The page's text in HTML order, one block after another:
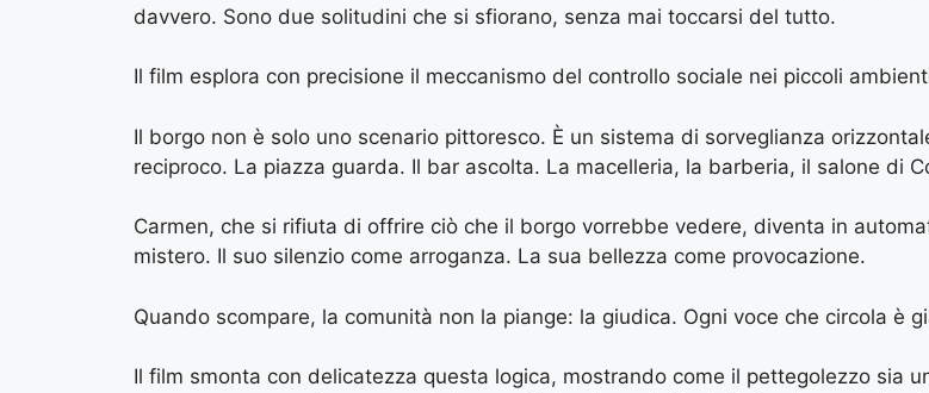
davvero. Sono due solitudini che si sfiorano, senza mai toccarsi del tutto.
Il film esplora con precisione il meccanismo del controllo sociale nei piccoli
Il borgo non è solo uno scenario pittoresco. È un sistema di sorveglianza
reciproco. La piazza guarda. Il bar ascolta. La macelleria, la barberia, il salone di
Carmen, che si rifiuta di offrire ciò che il borgo vorrebbe vedere, diventa in
mistero. Il suo silenzio come arroganza. La sua bellezza come provocazione.
Quando scompare, la comunità non la piange: la giudica. Ogni voce che circola è
Il film smonta con delicatezza questa logica, mostrando come il pettegolezzo sia